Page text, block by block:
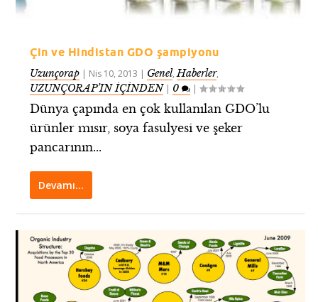
Çin ve Hindistan GDO şampiyonu
Uzunçorap | Nis 10, 2013 | Genel,Haberler,
UZUNÇORAP’IN İÇİNDEN| 0 |
Dünya çapında en çok kullanılan GDO’lu
ürünler mısır, soya fasulyesi ve şeker
pancarının...
Devamı…